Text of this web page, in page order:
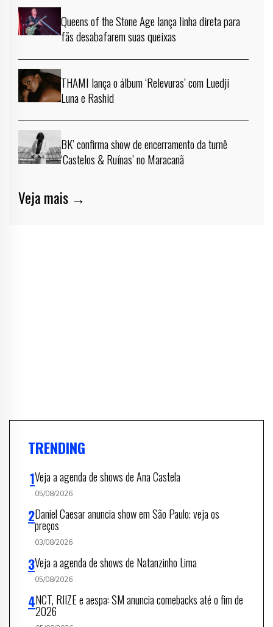
Queens of the Stone Age lança linha direta para
fãs desabafarem suas queixas
THAMI lança o álbum ‘Relevuras’ com Luedji
Luna e Rashid
BK’ confirma show de encerramento da turnê
‘Castelos & Ruínas’ no Maracanã
Veja mais →
TRENDING
Veja a agenda de shows de Ana Castela
05/08/2026
Daniel Caesar anuncia show em São Paulo; veja os
preços
03/08/2026
Veja a agenda de shows de Natanzinho Lima
05/08/2026
NCT, RIIZE e aespa: SM anuncia comebacks até o fim de
2026